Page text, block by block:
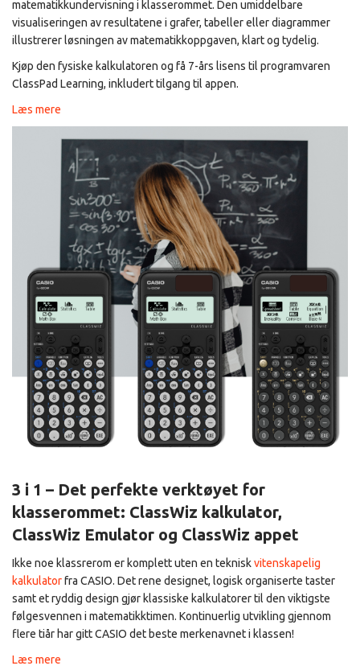
matematikkundervisning i klasserommet. Den umiddelbare
visualiseringen av resultatene i grafer, tabeller eller diagrammer
illustrerer løsningen av matematikkoppgaven, klart og tydelig.
Kjøp den fysiske kalkulatoren og få 7-års lisens til programvaren
ClassPad Learning, inkludert tilgang til appen.
Læs mere
3 i 1 – Det perfekte verktøyet for
klasserommet: ClassWiz kalkulator,
ClassWiz Emulator og ClassWiz appet
Ikke noe klassrerom er komplett uten en tekniskvitenskapelig
kalkulatorfra CASIO. Det rene designet, logisk organiserte taster
samt et ryddig design gjør klassiske kalkulatorer til den viktigste
følgesvennen i matematikktimen. Kontinuerlig utvikling gjennom
flere tiår har gitt CASIO det beste merkenavnet i klassen!
Læs mere